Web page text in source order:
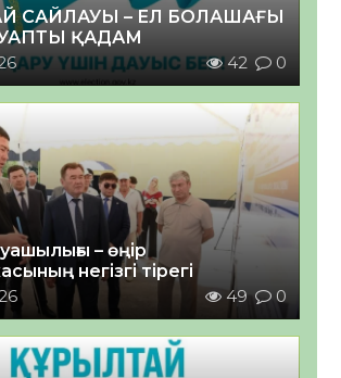
САЙЛАУЫ – ЕЛ БОЛАШАҒЫ
ҚАДАМ
42 0
– өңір
негізгі тірегі
49 0